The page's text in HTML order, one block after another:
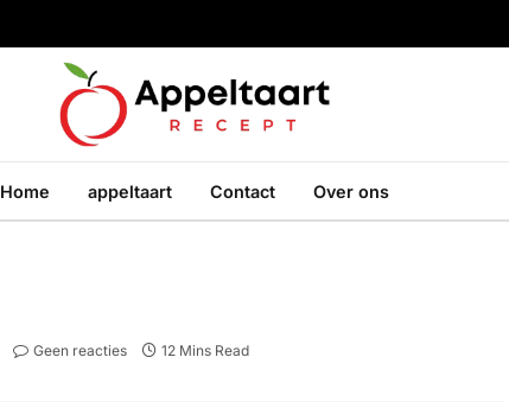
Home appeltaart Contact Over ons
Geen reacties 12 Mins Read